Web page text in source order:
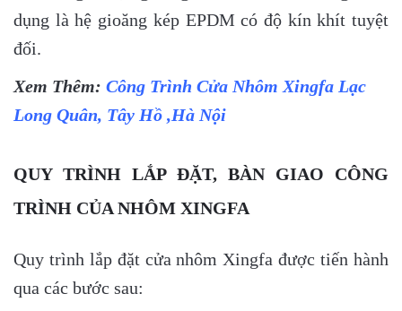
dụng là hệ gioăng kép EPDM có độ kín khít tuyệt
đối.
Xem Thêm: Công Trình Cửa Nhôm Xingfa Lạc
Long Quân, Tây Hồ ,Hà Nội
QUY TRÌNH LẮP ĐẶT, BÀN GIAO CÔNG
TRÌNH CỦA NHÔM XINGFA
Quy trình lắp đặt cửa nhôm Xingfa được tiến hành
qua các bước sau: